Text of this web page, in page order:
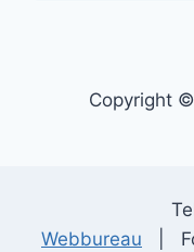
Copyright
Webbureau |